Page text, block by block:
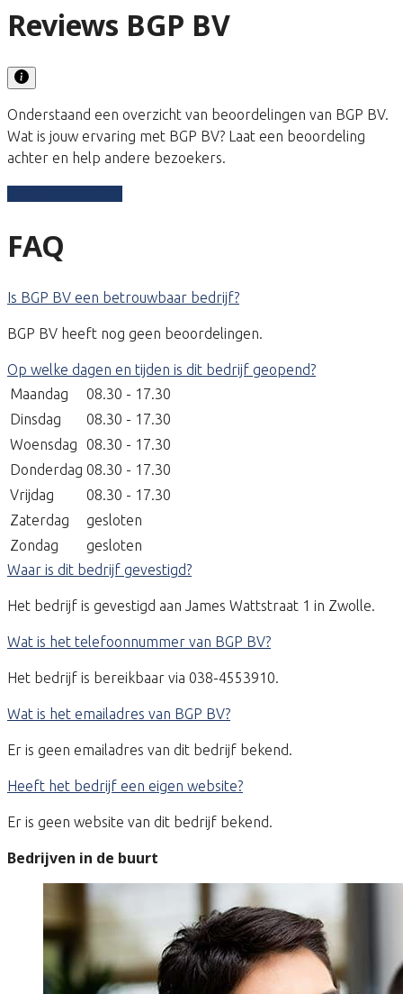
Reviews BGP BV
Onderstaand een overzicht van beoordelingen van BGP BV.
Wat is jouw ervaring met BGP BV? Laat een beoordeling
achter en help andere bezoekers.
FAQ
Is BGP BV een betrouwbaar bedrijf?
BGP BV heeft nog geen beoordelingen.
Op welke dagen en tijden is dit bedrijf geopend?
Maandag
08.30 - 17.30
Dinsdag
08.30 - 17.30
Woensdag
08.30 - 17.30
Donderdag 08.30 - 17.30
Vrijdag
08.30 - 17.30
Zaterdag
gesloten
Zondag
gesloten
Waar is dit bedrijf gevestigd?
Het bedrijf is gevestigd aan James Wattstraat 1 in Zwolle.
Wat is het telefoonnummer van BGP BV?
Het bedrijf is bereikbaar via 038-4553910.
Wat is het emailadres van BGP BV?
Er is geen emailadres van dit bedrijf bekend.
Heeft het bedrijf een eigen website?
Er is geen website van dit bedrijf bekend.
Bedrijven in de buurt